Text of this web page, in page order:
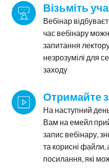
Візьміть
Вебінар
час вебінару
запитання
незрозумілі для
заходу
Отримайте
На наступний
Вам на емейл
запис вебінару,
та корисні файли,
посилання, які